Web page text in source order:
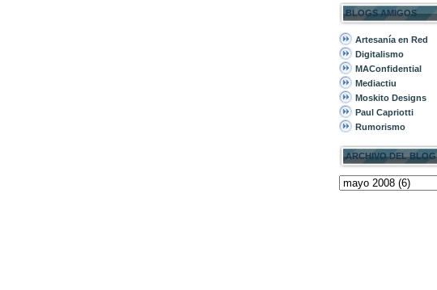
BLOGS AMIGOS
Artesanía en Red
Digitalismo
MAConfidential
Mediactiu
Moskito Designs
Paul Capriotti
Rumorismo
ARCHIVO DEL BLOG